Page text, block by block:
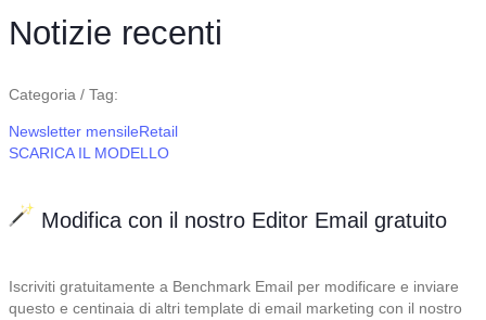
Notizie recenti
Categoria / Tag:
Newsletter mensileRetail
SCARICA IL MODELLO
Modifica con il nostro Editor Email gratuito
Iscriviti gratuitamente a Benchmark Email per modificare e inviare
questo e centinaia di altri template di email marketing con il nostro